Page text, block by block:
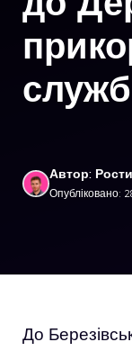
Автор:
Опубліковано:
До